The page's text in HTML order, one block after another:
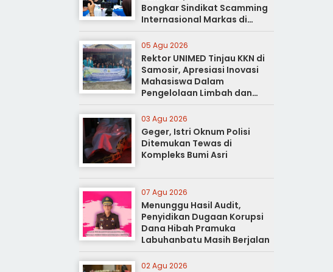
Bongkar Sindikat Scamming
Internasional Markas di
Apartemen Podomoro
05 Agu 2026
Rektor UNIMED Tinjau KKN di
Samosir, Apresiasi Inovasi
Mahasiswa Dalam
Pengelolaan Limbah dan
Pertanian Ramah Lingkungan
03 Agu 2026
Geger, Istri Oknum Polisi
Ditemukan Tewas di
Kompleks Bumi Asri
07 Agu 2026
Menunggu Hasil Audit,
Penyidikan Dugaan Korupsi
Dana Hibah Pramuka
Labuhanbatu Masih Berjalan
02 Agu 2026